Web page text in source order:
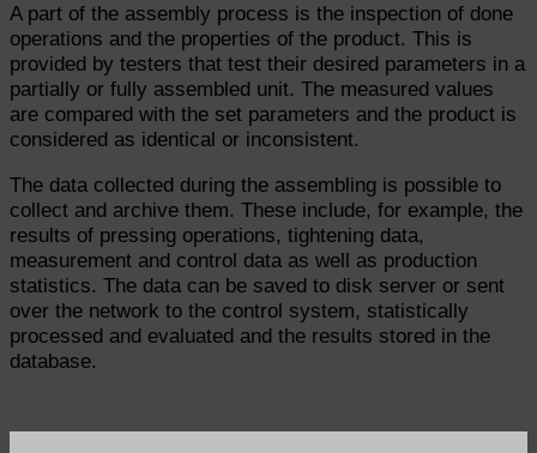
A part of the assembly process is the inspection of done
operations and the properties of the product. This is
provided by testers that test their desired parameters in a
partially or fully assembled unit. The measured values
are compared with the set parameters and the product is
considered as identical or inconsistent.
The data collected during the assembling is possible to
collect and archive them. These include, for example, the
results of pressing operations, tightening data,
measurement and control data as well as production
statistics. The data can be saved to disk server or sent
over the network to the control system, statistically
processed and evaluated and the results stored in the
database.